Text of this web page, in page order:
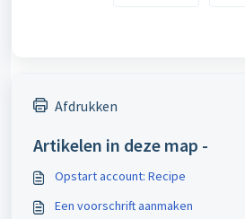
Afdrukken
Artikelen in deze map -
Opstart account: Recipe
Een voorschrift aanmaken